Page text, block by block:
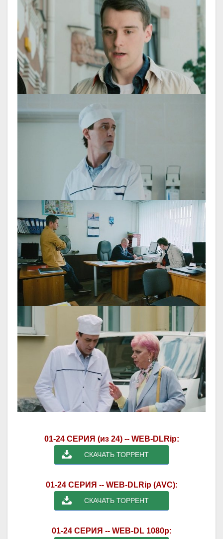
01-24 СЕРИЯ (из 24) -- WEB-DLRip:
СКАЧАТЬ ТОРРЕНТ
01-24 СЕРИЯ -- WEB-DLRip (AVC):
СКАЧАТЬ ТОРРЕНТ
01-24 СЕРИЯ -- WEB-DL 1080p: